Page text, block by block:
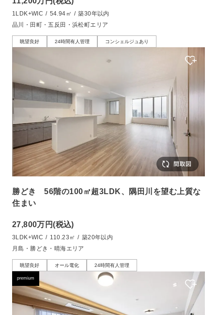
1LDK+WIC / 54.94㎡ / 築30年以内
品川・田町・五反田・浜松町エリア
眺望良好 24時間有人管理 コンシェルジュあり
勝どき 56階の100㎡超3LDK、隅田川を望む上質な
住まい
27,800万円(税込)
3LDK+WIC / 110.23㎡ / 築20年以内
月島・勝どき・晴海エリア
眺望良好 オール電化 24時間有人管理
premium